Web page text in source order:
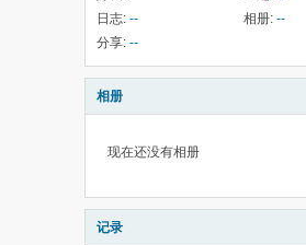
日志: -- 相册: --
分享: --
相册
现在还没有相册
记录